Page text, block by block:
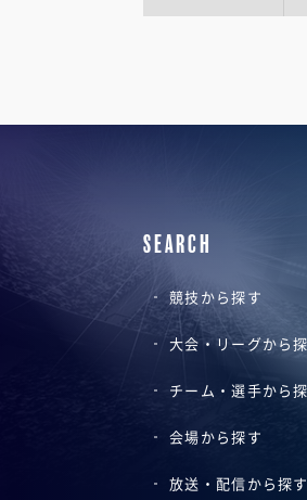
SEARCH
競技から探す
大会・リーグから
チーム・選手から
会場から探す
放送・配信から探す